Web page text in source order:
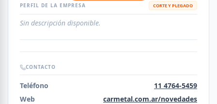
PERFIL DE LA EMPRESA CORTE Y PLEGADO
Sin descripción disponible.
CONTACTO
Teléfono
11 4764-5459
Web
carmetal.com.ar/novedades